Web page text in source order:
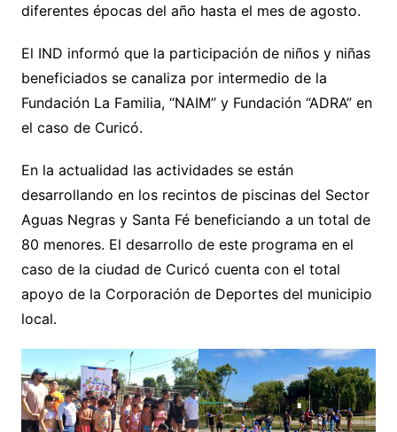
diferentes épocas del año hasta el mes de agosto.
El IND informó que la participación de niños y niñas
beneficiados se canaliza por intermedio de la
Fundación La Familia, “NAIM” y Fundación “ADRA” en
el caso de Curicó.
En la actualidad las actividades se están
desarrollando en los recintos de piscinas del Sector
Aguas Negras y Santa Fé beneficiando a un total de
80 menores. El desarrollo de este programa en el
caso de la ciudad de Curicó cuenta con el total
apoyo de la Corporación de Deportes del municipio
local.